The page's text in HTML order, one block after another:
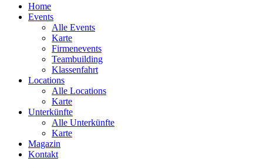
Home
Events
Alle Events
Karte
Firmenevents
Teambuilding
Klassenfahrt
Locations
Alle Locations
Karte
Unterkünfte
Alle Unterkünfte
Karte
Magazin
Kontakt